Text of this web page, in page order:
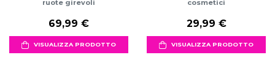
ruote girevoli
69,99 €
VISUALIZZA PRODOTTO
cosmetici
29,99 €
VISUALIZZA PRODOTTO